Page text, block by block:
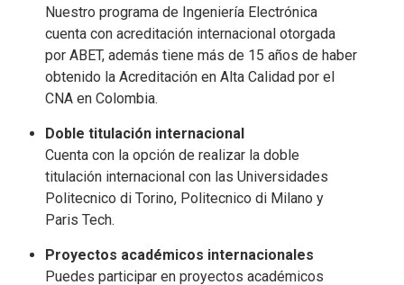
Nuestro programa de Ingeniería Electrónica
cuenta con acreditación internacional otorgada
por ABET, además tiene más de 15 años de haber
obtenido la Acreditación en Alta Calidad por el
CNA en Colombia.
Doble titulación internacional
Cuenta con la opción de realizar la doble
titulación internacional con las Universidades
Politecnico di Torino, Politecnico di Milano y
Paris Tech.
Proyectos académicos internacionales
Puedes participar en proyectos académicos